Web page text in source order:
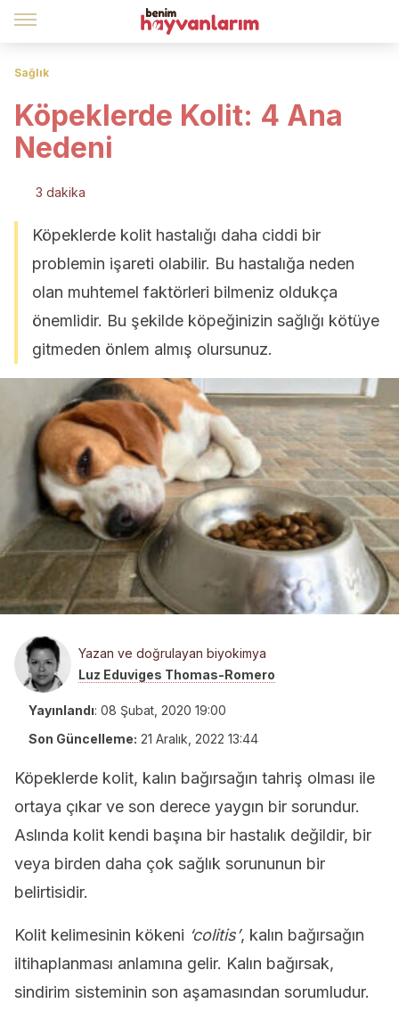
Sağlık
Köpeklerde Kolit: 4 Ana
Nedeni
3 dakika
Köpeklerde kolit hastalığı daha ciddi bir
problemin işareti olabilir. Bu hastalığa neden
olan muhtemel faktörleri bilmeniz oldukça
önemlidir. Bu şekilde köpeğinizin sağlığı kötüye
gitmeden önlem almış olursunuz.
Yazan ve doğrulayan biyokimya
Luz Eduviges Thomas-Romero
Yayınlandı: 08 Şubat, 2020 19:00
Son Güncelleme: 21 Aralık, 2022 13:44
Köpeklerde kolit, kalın bağırsağın tahriş olması ile
ortaya çıkar ve son derece yaygın bir sorundur.
Aslında kolit kendi başına bir hastalık değildir, bir
veya birden daha çok sağlık sorununun bir
belirtisidir.
Kolit kelimesinin kökeni ‘colitis’, kalın bağırsağın
iltihaplanması anlamına gelir. Kalın bağırsak,
sindirim sisteminin son aşamasından sorumludur.